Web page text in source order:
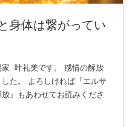
身体は繋がってい
家 叶礼美です。 感情の解放
た。 よろしければ『エルサ
』もあわせてお読みくださ